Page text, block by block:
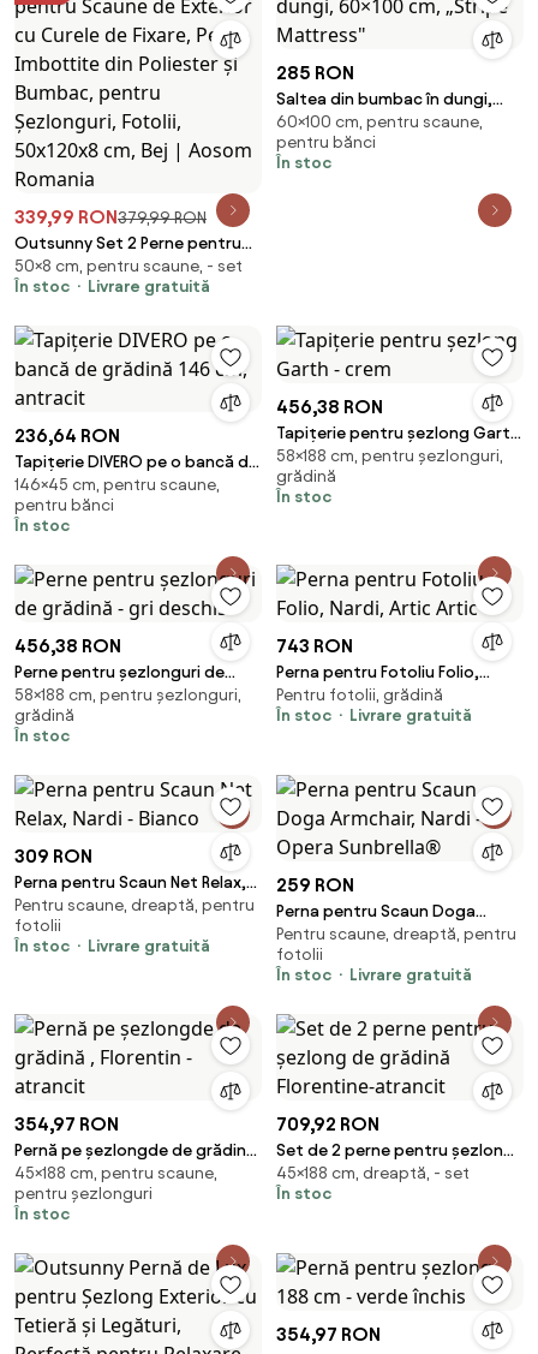
339,99 RON379,99 RON
Outsunny Set 2 Perne pentru
Scaune de Exterior cu Curele de
Fixare, Perne Imbottite din
Șezlonguri, Fotolii, 50x120x8
cm, Bej | Aosom Romania
50×8 cm, pentru scaune, - set
În stoc
Livrare gratuită
285 RON
Saltea din bumbac în dungi,
60×100 cm, „Stripe Mattress"
60×100 cm, pentru scaune,
pentru bănci
În stoc
236,64 RON
Tapițerie DIVERO pe o bancă de
grădină 146 cm, antracit
146×45 cm, pentru scaune,
pentru bănci
În stoc
456,38 RON
Tapițerie pentru șezlong Garth
- crem
58×188 cm, pentru șezlonguri,
grădină
În stoc
456,38 RON
Perne pentru șezlonguri de
grădină - gri deschis
58×188 cm, pentru șezlonguri,
grădină
În stoc
743 RON
Perna pentru Fotoliu Folio,
Nardi, Artic Artic
Pentru fotolii, grădină
În stoc
Livrare gratuită
309 RON
Perna pentru Scaun Net Relax,
Nardi - Bianco
Pentru scaune, dreaptă, pentru
fotolii
În stoc
Livrare gratuită
259 RON
Perna pentru Scaun Doga
Armchair, Nardi - Opera
Sunbrella®
Pentru scaune, dreaptă, pentru
fotolii
În stoc
Livrare gratuită
354,97 RON
Pernă pe șezlongde de grădină
, Florentin - atrancit
45×188 cm, pentru scaune,
pentru șezlonguri
În stoc
709,92 RON
Set de 2 perne pentru șezlong
de grădină Florentine-atrancit
45×188 cm, dreaptă, - set
În stoc
354,97 RON